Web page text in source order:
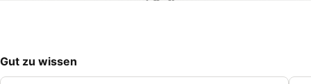
Gut zu wissen